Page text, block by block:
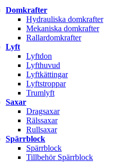
Domkrafter
Hydrauliska domkrafter
Mekaniska domkrafter
Rallardomkrafter
Lyft
Lyftdon
Lyfthuvud
Lyftkättingar
Lyftstroppar
Trumlyft
Saxar
Dragsaxar
Rälssaxar
Rullsaxar
Spärrblock
Spärrblock
Tillbehör Spärrblock